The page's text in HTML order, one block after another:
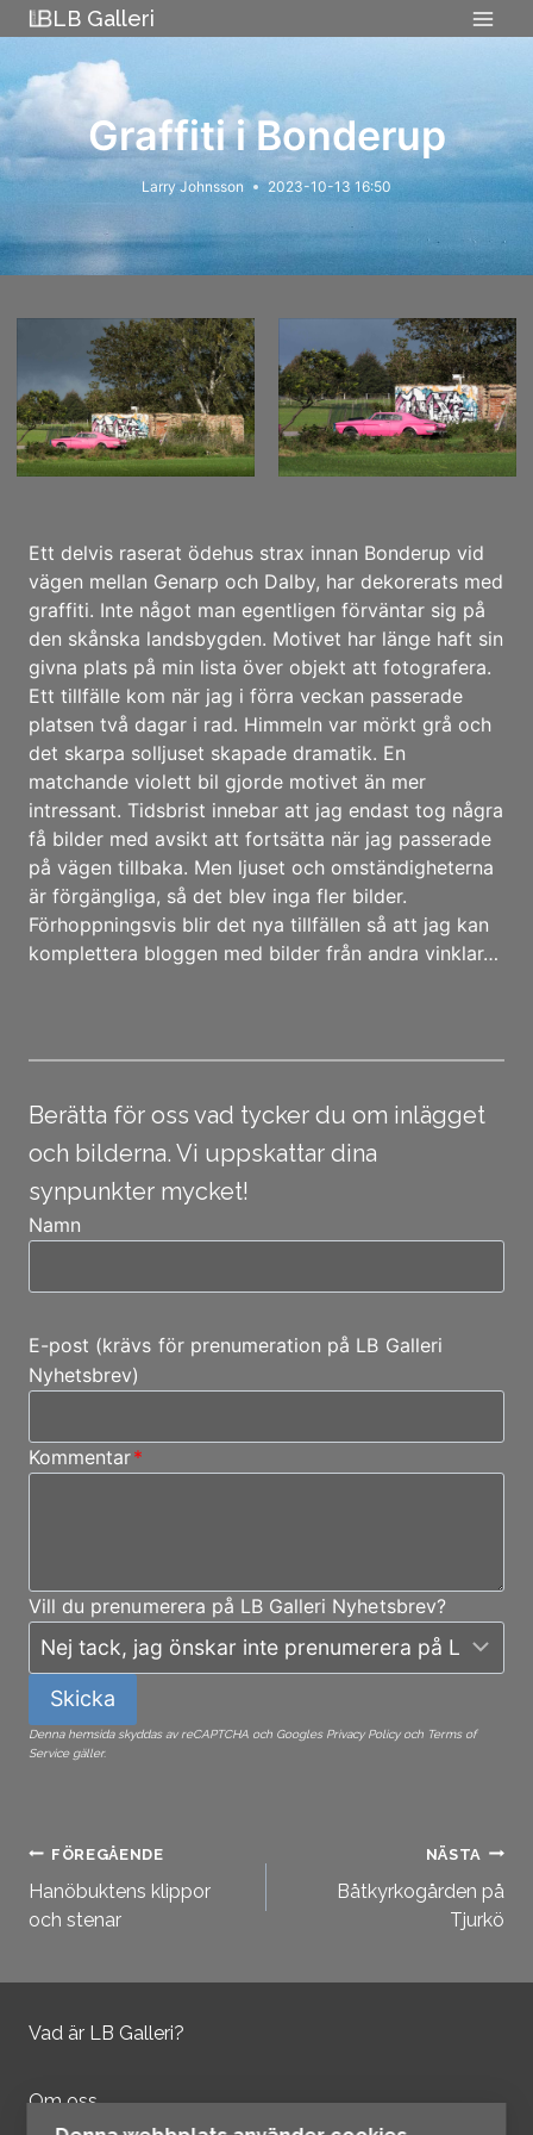
Skip
to
content
LB Galleri
Graffiti i Bonderup
Larry Johnsson 2023-10-13 16:50
Ett delvis raserat ödehus strax innan Bonderup vid
vägen mellan Genarp och Dalby, har dekorerats med
graffiti. Inte något man egentligen förväntar sig på
den skånska landsbygden. Motivet har länge haft sin
givna plats på min lista över objekt att fotografera.
Ett tillfälle kom när jag i förra veckan passerade
platsen två dagar i rad. Himmeln var mörkt grå och
det skarpa solljuset skapade dramatik. En
matchande violett bil gjorde motivet än mer
intressant. Tidsbrist innebar att jag endast tog några
få bilder med avsikt att fortsätta när jag passerade
på vägen tillbaka. Men ljuset och omständigheterna
är förgängliga, så det blev inga fler bilder.
Förhoppningsvis blir det nya tillfällen så att jag kan
komplettera bloggen med bilder från andra vinklar…
Berätta för oss vad tycker du om inlägget
och bilderna. Vi uppskattar dina
synpunkter mycket!
Namn
E-post (krävs för prenumeration på LB Galleri
Nyhetsbrev)
Kommentar*
Vill du prenumerera på LB Galleri Nyhetsbrev?
Skicka
Denna hemsida skyddas av reCAPTCHA och Googles Privacy Policy och Terms of
Service gäller.
Inläggsnavigering
FÖREGÅENDE
Hanöbuktens klippor
och stenar
NÄSTA
Båtkyrkogården på
Tjurkö
Vad är LB Galleri?
Om oss